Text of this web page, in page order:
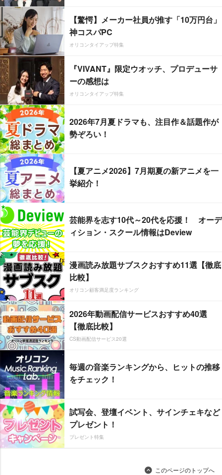
【驚愕】メーカー社員が推す「10万円台」
神コスパPC
オリコンタイアップ特集
『VIVANT』限定ウオッチ、プロデューサ
ーの感想は
オリコンタイアップ特集
2026年7月夏ドラマも、注目作＆話題作が
勢ぞろい！
【夏アニメ2026】7月期夏の新アニメを一
挙紹介！
芸能界を志す10代～20代を応援！ オーデ
ィション・スクール情報はDeview
漫画読み放題サブスクおすすめ11選【徹底
比較】
オリコン顧客満足度ランキング
2026年動画配信サービスおすすめ40選
【徹底比較】
CS動画配信サービス20選
毎週の音楽ランキングから、ヒットの推移
をチェック！
試写会、登壇イベント、サインチェキなど
プレゼント！
プレゼント特集
このページのトップへ